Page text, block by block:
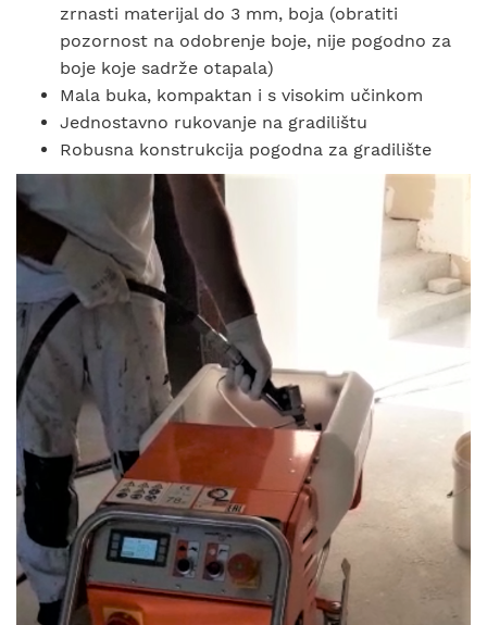
zrnasti materijal do 3 mm, boja (obratiti
pozornost na odobrenje boje, nije pogodno za
boje koje sadrže otapala)
Mala buka, kompaktan i s visokim učinkom
Jednostavno rukovanje na gradilištu
Robusna konstrukcija pogodna za gradilište